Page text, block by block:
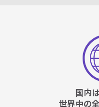
国内
世界中の